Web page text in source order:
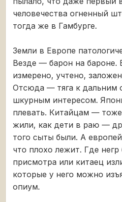
человечества огненный
тогда же в Гамбурге.
Земли в Европе
Везде — барон на бароне.
измерено, учтено,
Отсюда — тяга к дальним
шкурным интересом.
плевать. Китайцам —
жили, как дети в раю —
того сыты были. А
что плохо лежит. Где негр
присмотра или китаец
которые у него можно
опиум.